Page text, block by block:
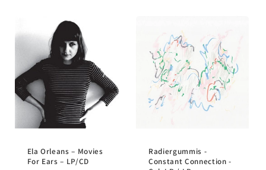
Ela Orleans – Movies
For Ears – LP/CD
Radiergummis -
Constant Connection -